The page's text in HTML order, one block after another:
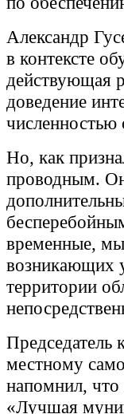
Александр
в контексте
действующая
доведение
численностью
Но, как
проводным.
временные,
возникающих
территории
Председатель
местному
напомнил, что
«Лучшая